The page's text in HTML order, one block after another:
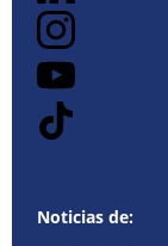
Noticias de: